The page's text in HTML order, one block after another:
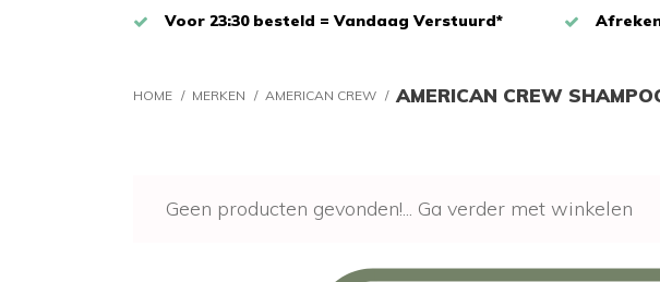
Voor 23:30 besteld = Vandaag Verstuurd*
HOME / MERKEN / AMERICAN CREW / AMERICAN CREW
Geen producten gevonden!... Ga verder met winkelen